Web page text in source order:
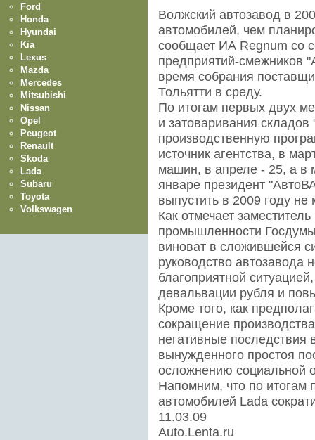
Волжский автозавод в
автомобилей, чем
сообщает ИА Regnum со
предприятий-смежников
время собрания
Тольятти в среду.
По итогам первых двух
и затоваривания
производственную
источник агентства, в
машин, в апреле - 25, а в
январе президент
выпустить в 2009 году
Как отмечает
промышленности
виноват в сложившейся
руководство автозавода
благоприятной
девальвации рубля и
Кроме того, как
сокращение
негативные последствия
вынужденного простоя
осложнению социальной
Напомним, что по итогам
автомобилей Lada
11.03.09
Auto.Lenta.ru
Ford
Honda
Hyundai
Kia
Lexus
Mazda
Mercedes
Mitsubishi
Nissan
Opel
Peugeot
Renault
Skoda
Lada
Subaru
Toyota
Volkswagen